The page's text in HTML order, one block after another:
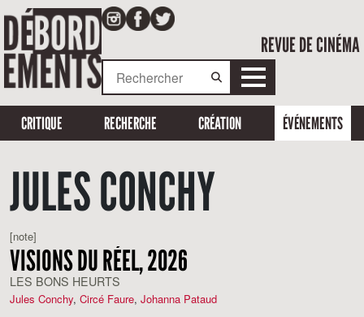
REVUE DE CINÉMA
CRITIQUE RECHERCHE CRÉATION ÉVÉNEMENTS
JULES CONCHY
[note]
VISIONS DU RÉEL, 2026
LES BONS HEURTS
Jules Conchy, Circé Faure, Johanna Pataud